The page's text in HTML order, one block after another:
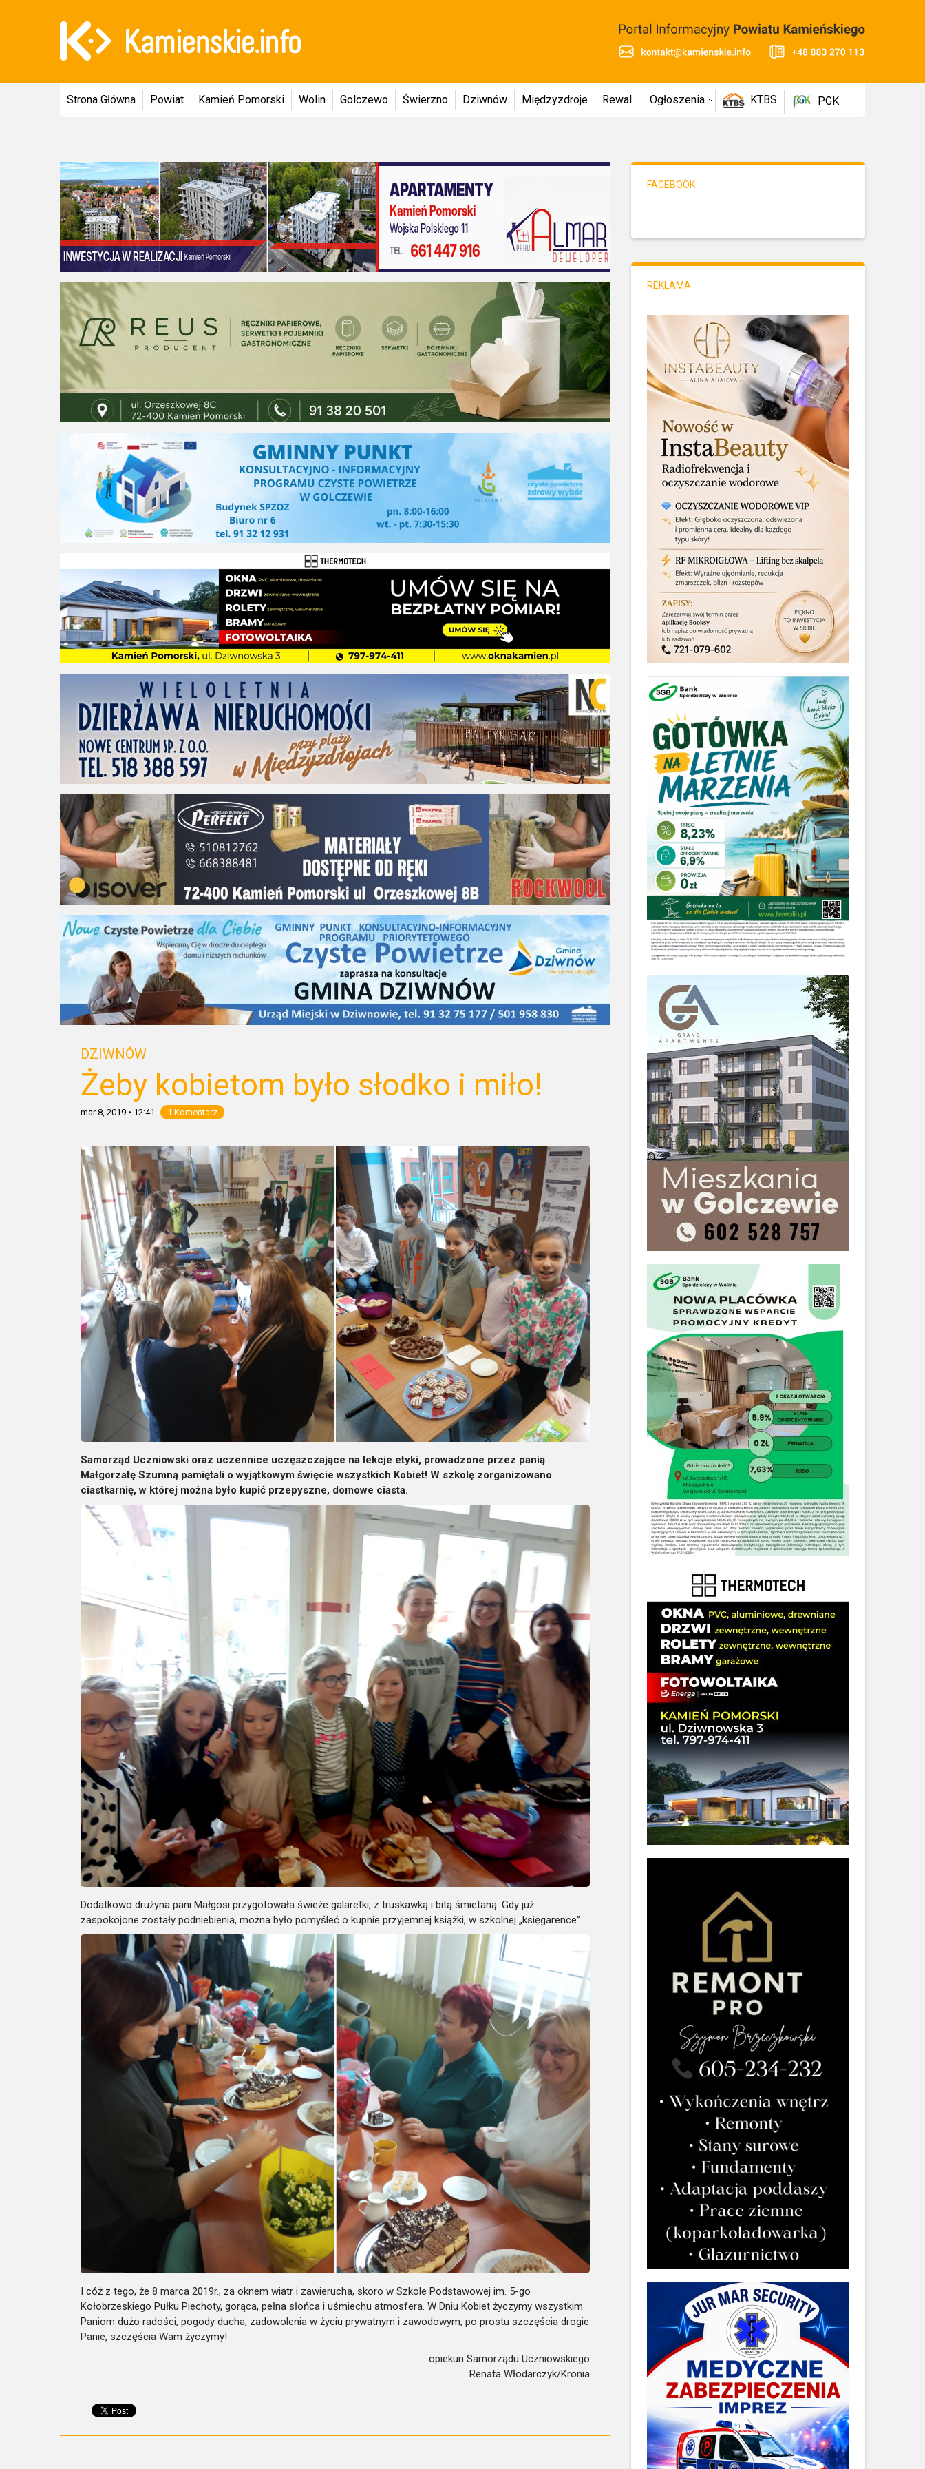
Strona Główna Powiat Kamień Pomorski Wolin Golczewo Świerzno Dziwnów Międzyzdroje Rewal Ogłoszenia KTBS PGK
DZIWNÓW
Żeby kobietom było słodko i miło!
mar 8, 2019 • 12:41 1 Komentarz
Samorząd Uczniowski oraz uczennice uczęszczające na lekcje etyki, prowadzone przez panią
Małgorzatę Szumną pamiętali o wyjątkowym święcie wszystkich Kobiet! W szkolę zorganizowano
ciastkarnię, w której można było kupić przepyszne, domowe ciasta.
Dodatkowo drużyna pani Małgosi przygotowała świeże galaretki, z truskawką i bitą śmietaną. Gdy już
zaspokojone zostały podniebienia, można było pomyśleć o kupnie przyjemnej książki, w szkolnej „księgarence”.
I cóż z tego, że 8 marca 2019r., za oknem wiatr i zawierucha, skoro w Szkole Podstawowej im. 5-go
Kołobrzeskiego Pułku Piechoty, gorąca, pełna słońca i uśmiechu atmosfera. W Dniu Kobiet życzymy wszystkim
Paniom dużo radości, pogody ducha, zadowolenia w życiu prywatnym i zawodowym, po prostu szczęścia drogie
Panie, szczęścia Wam życzymy!
opiekun Samorządu Uczniowskiego
Renata Włodarczyk/Kronia
FACEBOOK
REKLAMA